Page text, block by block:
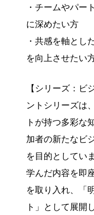
・チームやパー
に深めたい方
・共感を軸とし
を向上させたい
【シリーズ：ビ
ントシリーズは
トが持つ多彩な
加者の新たなビ
を目的としてい
学んだ内容を即
を取り入れ、「
ト」として展開